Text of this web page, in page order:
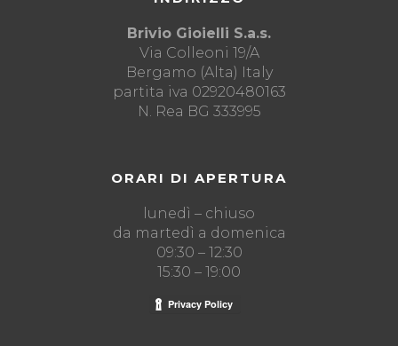
Brivio Gioielli S.a.s.
Via Colleoni 19/A
Bergamo (Alta) Italy
partita iva 02920480163
N. Rea BG 333995
ORARI DI APERTURA
lunedì – chiuso
da martedì a domenica
09:30 – 12:30
15:30 – 19:00